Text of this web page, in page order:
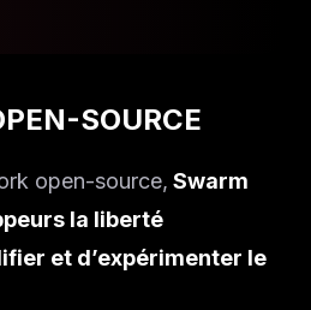
SOURCE
open-source, Swarm
la liberté
et d’expérimenter le